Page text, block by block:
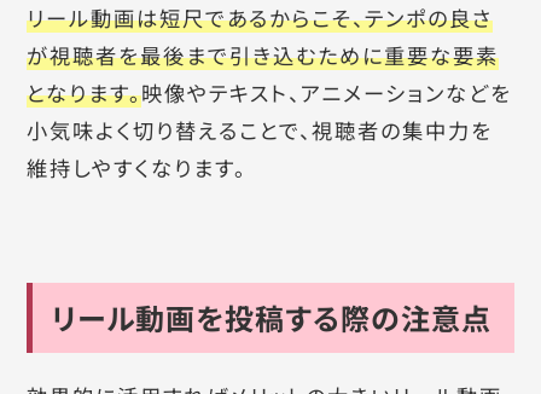
リール動画は短尺であるからこそ、テンポの良さ
が視聴者を最後まで引き込むために重要な要素
となります。映像やテキスト、アニメーションなどを
小気味よく切り替えることで、視聴者の集中力を
維持しやすくなります。
リール動画を投稿する際の注意点